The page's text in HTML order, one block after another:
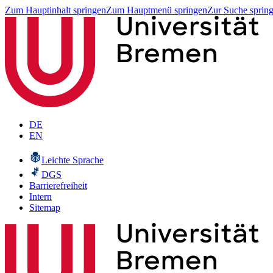
Zum Hauptinhalt springenZum Hauptmenü springenZur Suche
DE
EN
Leichte Sprache
DGS
Barrierefreiheit
Intern
Sitemap